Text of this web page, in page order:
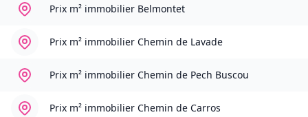
Prix m² immobilier Belmontet
Prix m² immobilier Chemin de Lavade
Prix m² immobilier Chemin de Pech Buscou
Prix m² immobilier Chemin de Carros